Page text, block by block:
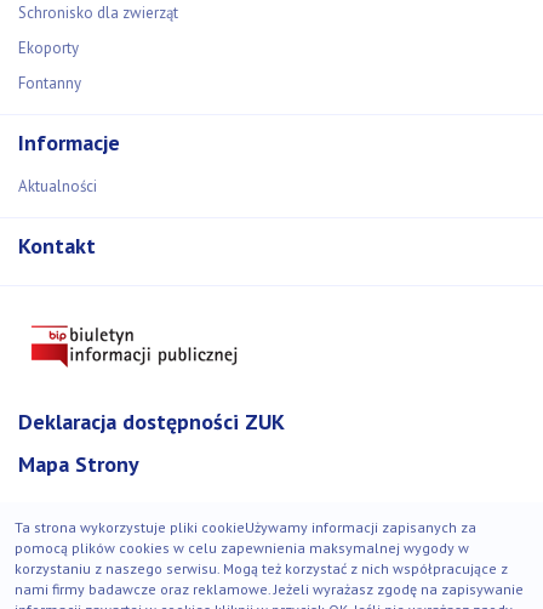
Schronisko dla zwierząt
Ekoporty
Fontanny
Informacje
Aktualności
Kontakt
Ta strona wykorzystuje pliki cookieUżywamy informacji zapisanych za
pomocą plików cookies w celu zapewnienia maksymalnej wygody w
korzystaniu z naszego serwisu. Mogą też korzystać z nich współpracujące z
nami firmy badawcze oraz reklamowe. Jeżeli wyrażasz zgodę na zapisywanie
Deklaracja dostępności ZUK
Mapa Strony
© Zakład Usług Komunalnych 2018-2021. Wszystkie prawa